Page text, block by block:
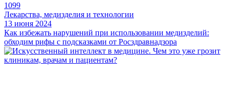
1099
Лекарства, медизделия и технологии
13 июня 2024
Как избежать нарушений при использовании медизделий:
обходим рифы с подсказками от Росздравнадзора